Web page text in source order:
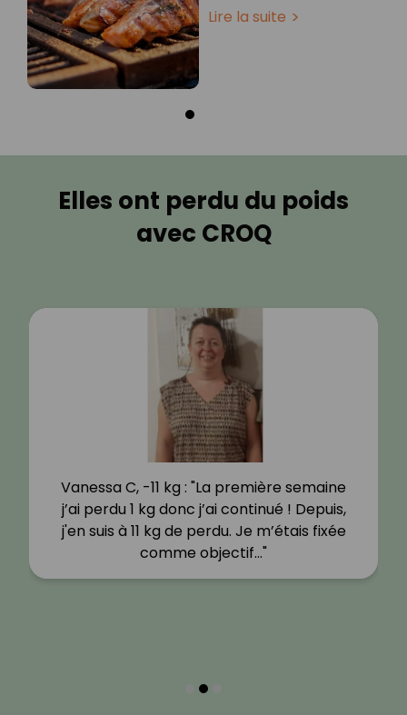
Lire la suite
Elles ont perdu du poids
avec CROQ
Vanessa C, -11 kg : "La première semaine
j’ai perdu 1 kg donc j’ai continué ! Depuis,
j'en suis à 11 kg de perdu. Je m’étais fixée
comme objectif…"